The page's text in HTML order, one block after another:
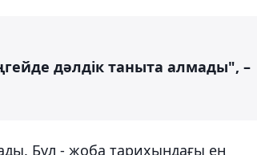
дәлдік таныта алмады", –
Бұл - жоба тарихындағы ең